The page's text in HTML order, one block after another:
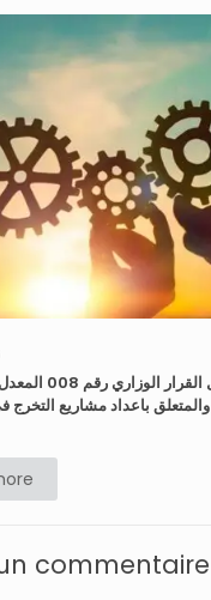
ايام تحسيسيه حول
الوزاري رقم 1275 والمتعلق باعداد مشاريع
commentaire